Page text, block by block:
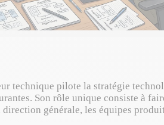
technique pilote la stratégie
Son rôle unique consiste à
générale, les équipes